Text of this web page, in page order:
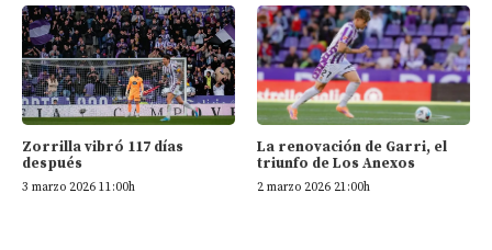
Zorrilla vibró 117 días
después
3 marzo 2026 11:00h
La renovación de Garri, el
triunfo de Los Anexos
2 marzo 2026 21:00h